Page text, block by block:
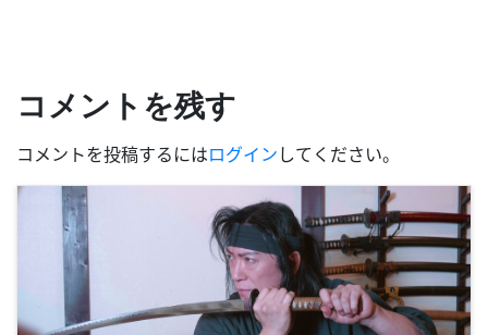
コメントを残す
コメントを投稿するにはログイン してください。